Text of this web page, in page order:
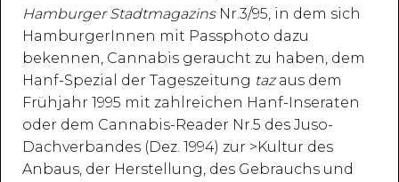
Hamburger StadtmagazinsNr.3/95, in dem sich
HamburgerInnen mit Passphoto dazu
bekennen, Cannabis geraucht zu haben, dem
Hanf-Spezial der Tageszeitung tazaus dem
Frühjahr 1995 mit zahlreichen Hanf-Inseraten
oder dem Cannabis-Reader Nr.5 des Juso-
Dachverbandes (Dez. 1994) zur >Kultur des
Anbaus, der Herstellung, des Gebrauchs und